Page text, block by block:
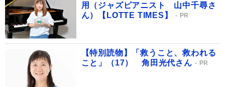
用（ジャズピアニスト 山中千尋さ
ん）【LOTTE TIMES】
PR
【特別読物】「救うこと、救われる
こと」（17） 角田光代さん
PR